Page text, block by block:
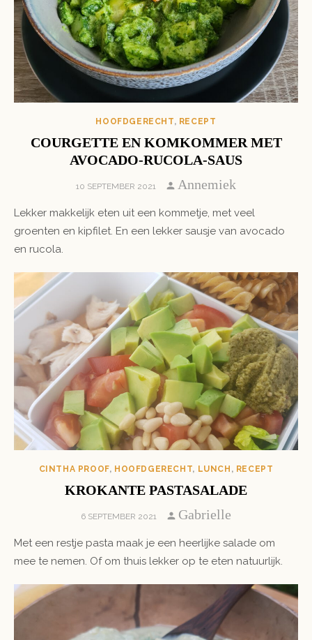
HOOFDGERECHT, RECEPT
COURGETTE EN KOMKOMMER MET
AVOCADO-RUCOLA-SAUS
POSTED
10 SEPTEMBER 2021 Author
Annemiek
Lekker makkelijk eten uit een kommetje, met veel
groenten en kipfilet. En een lekker sausje van avocado
en rucola.
CINTHA PROOF, HOOFDGERECHT, LUNCH , RECEPT
KROKANTE PASTASALADE
POSTED
6 SEPTEMBER 2021 Author
Gabrielle
Met een restje pasta maak je een heerlijke salade om
mee te nemen. Of om thuis lekker op te eten natuurlijk.